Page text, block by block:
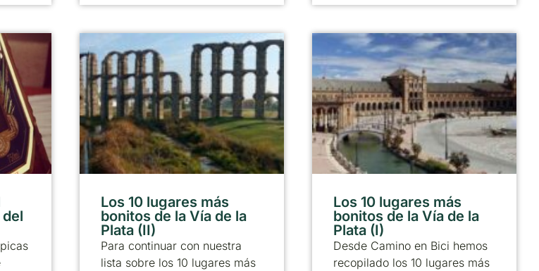
Los 10 lugares más
bonitos de la Vía de la
Plata (II)
Para continuar con nuestra
lista sobre los 10 lugares más
Los 10 lugares más
bonitos de la Vía de la
Plata (I)
Desde Camino en Bici hemos
recopilado los 10 lugares más